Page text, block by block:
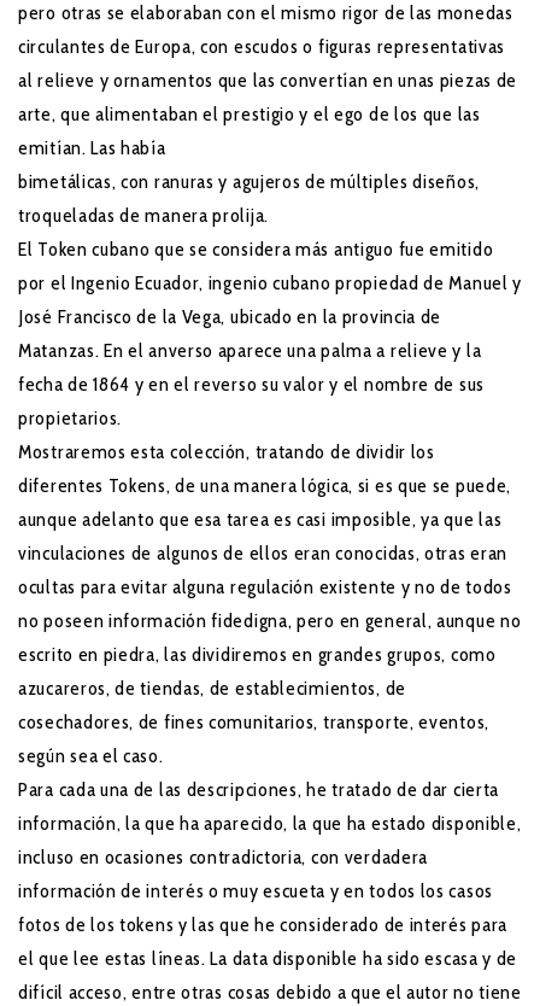
pero otras se elaboraban con el mismo rigor de las monedas
circulantes de Europa, con escudos o figuras representativas
al relieve y ornamentos que las convertían en unas piezas de
arte, que alimentaban el prestigio y el ego de los que las
emitían. Las había
bimetálicas, con ranuras y agujeros de múltiples diseños,
troqueladas de manera prolija.
El Token cubano que se considera más antiguo fue emitido
por el Ingenio Ecuador, ingenio cubano propiedad de Manuel y
José Francisco de la Vega, ubicado en la provincia de
Matanzas. En el anverso aparece una palma a relieve y la
fecha de 1864 y en el reverso su valor y el nombre de sus
propietarios.
Mostraremos esta colección, tratando de dividir los
diferentes Tokens, de una manera lógica, si es que se puede,
aunque adelanto que esa tarea es casi imposible, ya que las
vinculaciones de algunos de ellos eran conocidas, otras eran
ocultas para evitar alguna regulación existente y no de todos
no poseen información fidedigna, pero en general, aunque no
escrito en piedra, las dividiremos en grandes grupos, como
azucareros, de tiendas, de establecimientos, de
cosechadores, de fines comunitarios, transporte, eventos,
según sea el caso.
Para cada una de las descripciones, he tratado de dar cierta
información, la que ha aparecido, la que ha estado disponible,
incluso en ocasiones contradictoria, con verdadera
información de interés o muy escueta y en todos los casos
fotos de los tokens y las que he considerado de interés para
el que lee estas líneas. La data disponible ha sido escasa y de
difícil acceso, entre otras cosas debido a que el autor no tiene